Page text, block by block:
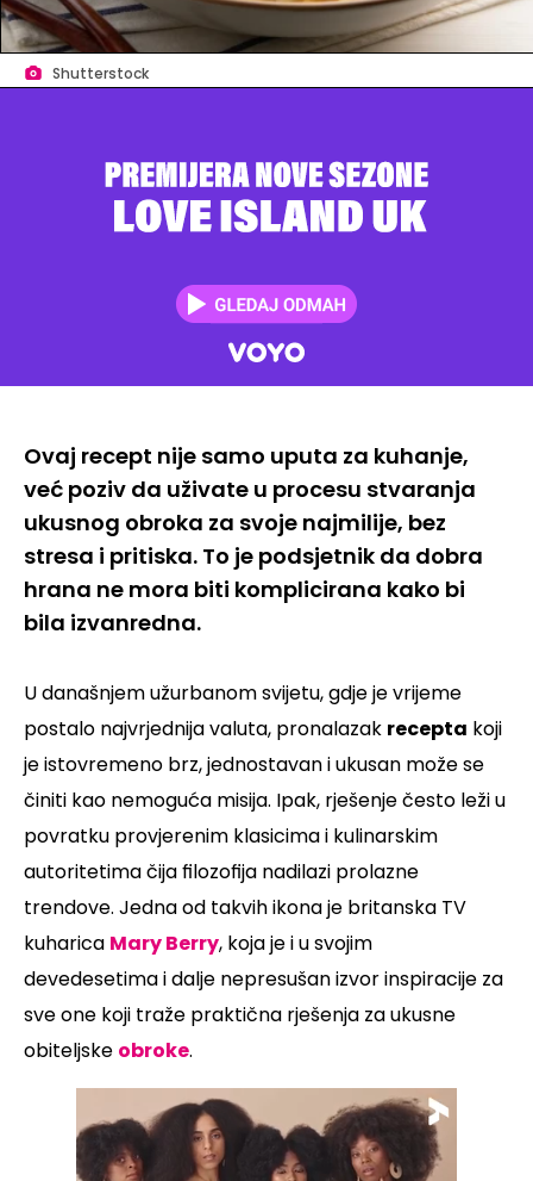
Shutterstock
Ovaj recept nije samo uputa za kuhanje,
već poziv da uživate u procesu stvaranja
ukusnog obroka za svoje najmilije, bez
stresa i pritiska. To je podsjetnik da dobra
hrana ne mora biti komplicirana kako bi
bila izvanredna.
U današnjem užurbanom svijetu, gdje je vrijeme
postalo najvrjednija valuta, pronalazak recepta koji
je istovremeno brz, jednostavan i ukusan može se
činiti kao nemoguća misija. Ipak, rješenje često leži u
povratku provjerenim klasicima i kulinarskim
autoritetima čija filozofija nadilazi prolazne
trendove. Jedna od takvih ikona je britanska TV
kuharica Mary Berry, koja je i u svojim
devedesetima i dalje nepresušan izvor inspiracije za
sve one koji traže praktična rješenja za ukusne
obiteljske obroke.